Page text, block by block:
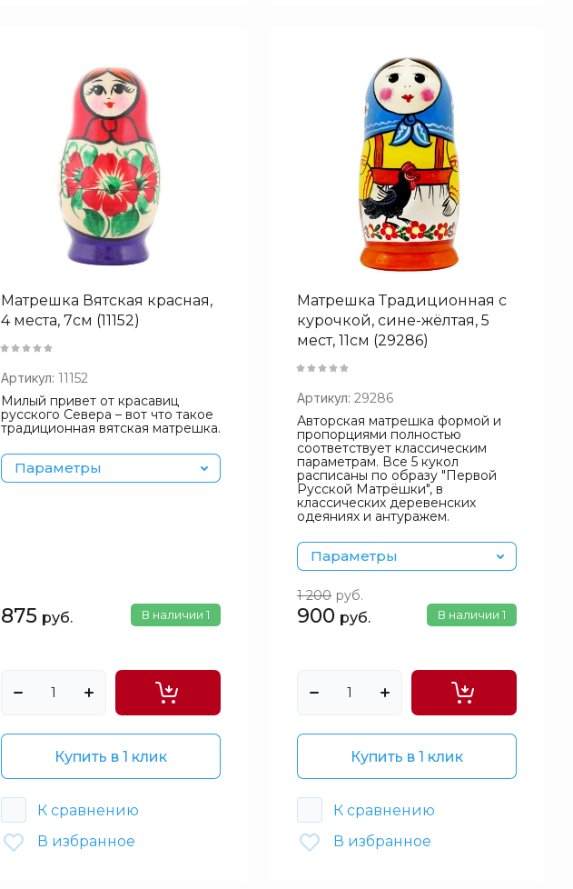
Матрешка Вятская красная,
4 места, 7см (11152)
Артикул: 11152
Милый привет от красавиц
русского Севера – вот что такое
традиционная вятская матрешка.
Параметры
В наличии 1
875 руб.
Купить в 1 клик
К сравнению
В избранное
Матрешка Традиционная с
курочкой, сине-жёлтая, 5
мест, 11см (29286)
Артикул: 29286
Авторская матрешка формой и
пропорциями полностью
соответствует классическим
параметрам. Все 5 кукол
расписаны по образу "Первой
Русской Матрёшки", в
классических деревенских
одеяниях и антуражем.
Параметры
В наличии 1
1 200 руб.
900 руб.
Купить в 1 клик
К сравнению
В избранное